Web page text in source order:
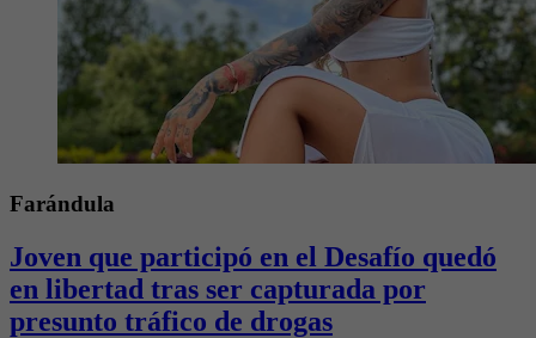
Farándula
Joven que participó en el Desafío quedó
en libertad tras ser capturada por
presunto tráfico de drogas